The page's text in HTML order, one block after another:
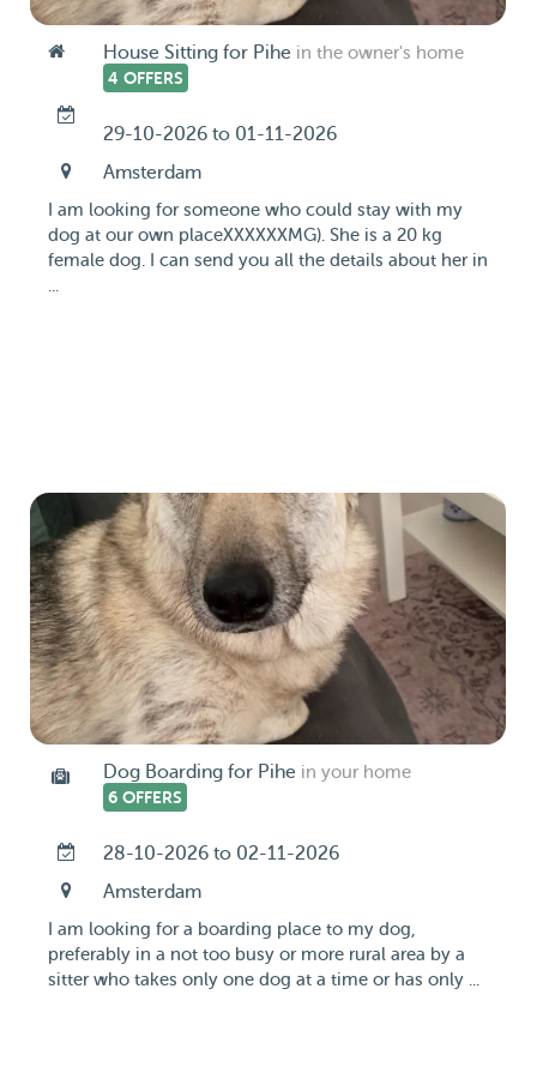
House Sitting for Pihe in the owner's home
4 OFFERS
29-10-2026 to 01-11-2026
Amsterdam
I am looking for someone who could stay with my
dog at our own placeXXXXXXMG). She is a 20 kg
female dog. I can send you all the details about her in
...
Dog Boarding for Pihe in your home
6 OFFERS
28-10-2026 to 02-11-2026
Amsterdam
I am looking for a boarding place to my dog,
preferably in a not too busy or more rural area by a
sitter who takes only one dog at a time or has only ...